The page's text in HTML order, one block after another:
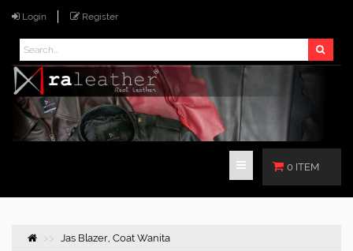
Login Register
0 ITEM
Jas Blazer, Coat Wanita